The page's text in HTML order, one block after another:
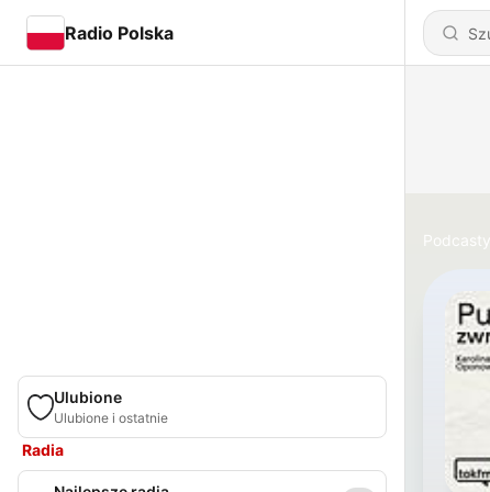
Radio Polska
Ulubione
Ulubione i ostatnie
Radia
Podcasty